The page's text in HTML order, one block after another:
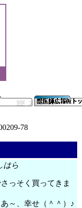
78
はら
っそく買ってきま
～、幸せ（＾＾）♪